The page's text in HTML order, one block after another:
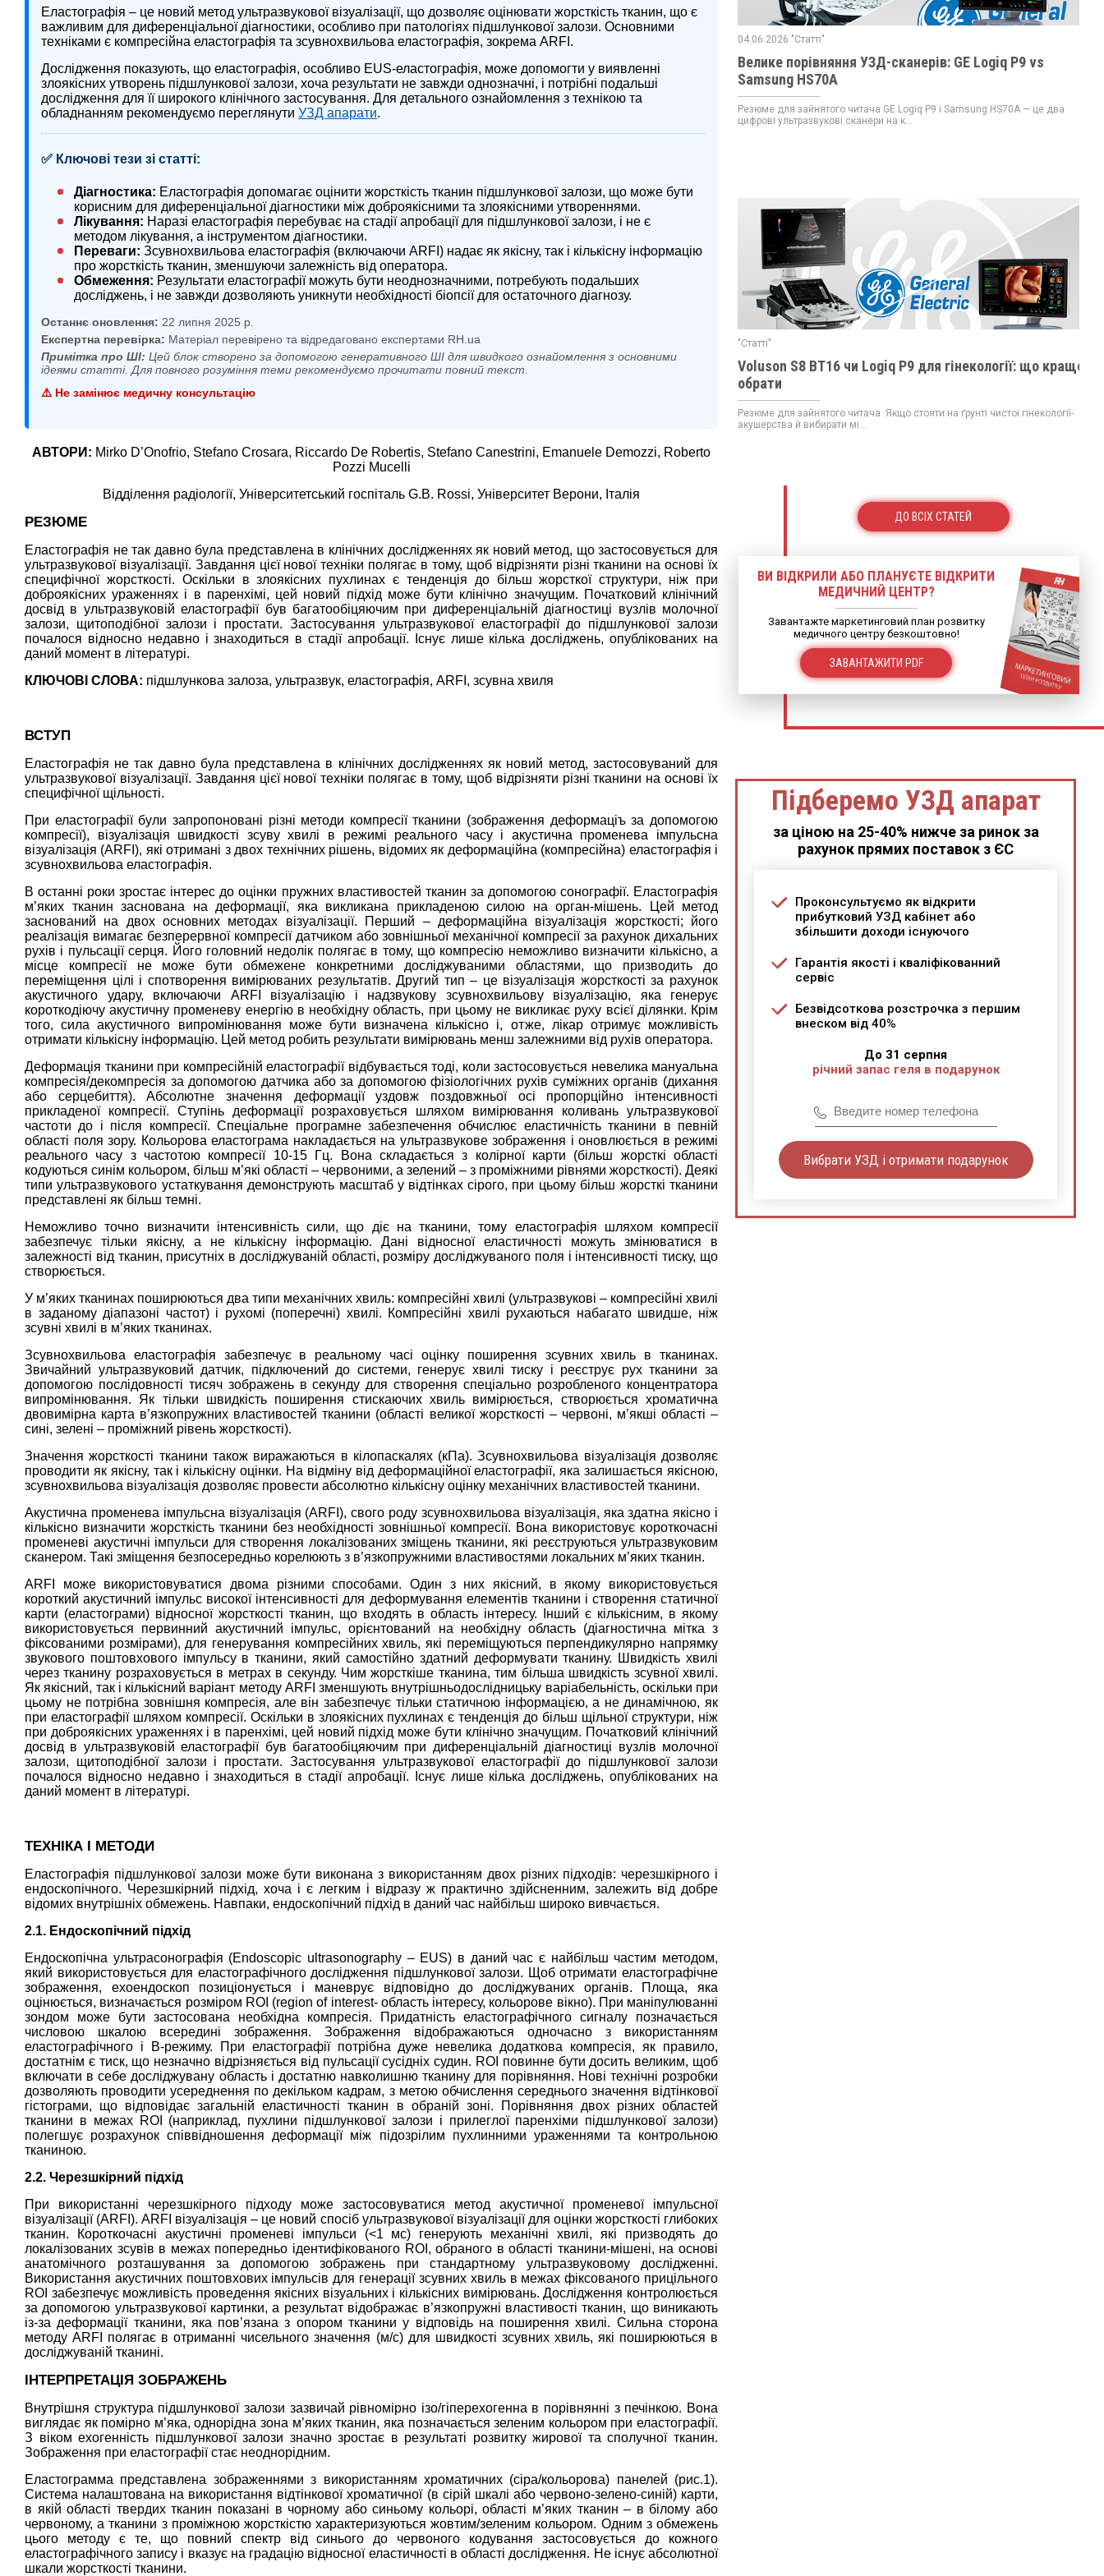
Еластографія – це новий метод ультразвукової візуалізації, що дозволяє оцінювати жорсткість тканин, що є
важливим для диференціальної діагностики, особливо при патологіях підшлункової залози. Основними
техніками є компресійна еластографія та зсувнохвильова еластографія, зокрема ARFI.
Дослідження показують, що еластографія, особливо EUS-еластографія, може допомогти у виявленні
злоякісних утворень підшлункової залози, хоча результати не завжди однозначні, і потрібні подальші
дослідження для її широкого клінічного застосування. Для детального ознайомлення з технікою та
обладнанням рекомендуємо переглянути УЗД апарати.
✅ Ключові тези зі статті:
Діагностика: Еластографія допомагає оцінити жорсткість тканин підшлункової залози, що може бути
корисним для диференціальної діагностики між доброякісними та злоякісними утвореннями.
Лікування: Наразі еластографія перебуває на стадії апробації для підшлункової залози, і не є
методом лікування, а інструментом діагностики.
Переваги: Зсувнохвильова еластографія (включаючи ARFI) надає як якісну, так і кількісну інформацію
про жорсткість тканин, зменшуючи залежність від оператора.
Обмеження: Результати еластографії можуть бути неоднозначними, потребують подальших
досліджень, і не завжди дозволяють уникнути необхідності біопсії для остаточного діагнозу.
Останнє оновлення: 22 липня 2025 р.
Експертна перевірка: Матеріал перевірено та відредаговано експертами RH.ua
Примітка про ШІ: Цей блок створено за допомогою генеративного ШІ для швидкого ознайомлення з основними
ідеями статті. Для повного розуміння теми рекомендуємо прочитати повний текст.
⚠️ Не замінює медичну консультацію
АВТОРИ: Mirko D’Onofrio, Stefano Crosara, Riccardo De Robertis, Stefano Canestrini, Emanuele Demozzi, Roberto
Pozzi Mucelli
Відділення радіології, Університетський госпіталь G.B. Rossi, Університет Верони, Італія
РЕЗЮМЕ
Еластографія не так давно була представлена в клінічних дослідженнях як новий метод, що застосовується для
ультразвукової візуалізації. Завдання цієї нової техніки полягає в тому, щоб відрізняти різні тканини на основі їх
специфічної жорсткості. Оскільки в злоякісних пухлинах є тенденція до більш жорсткої структури, ніж при
доброякісних ураженнях і в паренхімі, цей новий підхід може бути клінічно значущим. Початковий клінічний
досвід в ультразвуковій еластографії був багатообіцяючим при диференціальній діагностиці вузлів молочної
залози, щитоподібної залози і простати. Застосування ультразвукової еластографії до підшлункової залози
почалося відносно недавно і знаходиться в стадії апробації. Існує лише кілька досліджень, опублікованих на
даний момент в літературі.
КЛЮЧОВІ СЛОВА: підшлункова залоза, ультразвук, еластографія, ARFI, зсувна хвиля
ВСТУП
Еластографія не так давно була представлена в клінічних дослідженнях як новий метод, застосовуваний для
ультразвукової візуалізації. Завдання цієї нової техніки полягає в тому, щоб відрізняти різні тканини на основі їх
специфічної щільності.
При еластографії були запропоновані різні методи компресії тканини (зображення деформаціъ за допомогою
компресії), візуалізація швидкості зсуву хвилі в режимі реального часу і акустична променева імпульсна
візуалізація (ARFI), які отримані з двох технічних рішень, відомих як деформаційна (компресійна) еластографія і
зсувнохвильова еластографія.
В останні роки зростає інтерес до оцінки пружних властивостей тканин за допомогою сонографії. Еластографія
м’яких тканин заснована на деформації, яка викликана прикладеною силою на орган-мішень. Цей метод
заснований на двох основних методах візуалізації. Перший – деформаційна візуалізація жорсткості; його
реалізація вимагає безперервної компресії датчиком або зовнішньої механічної компресії за рахунок дихальних
рухів і пульсації серця. Його головний недолік полягає в тому, що компресію неможливо визначити кількісно, а
місце компресії не може бути обмежене конкретними досліджуваними областями, що призводить до
переміщення цілі і спотворення вимірюваних результатів. Другий тип – це візуалізація жорсткості за рахунок
акустичного удару, включаючи ARFI візуалізацію і надзвукову зсувнохвильову візуалізацію, яка генерує
короткодіючу акустичну променеву енергію в необхідну область, при цьому не викликає руху всієї ділянки. Крім
того, сила акустичного випромінювання може бути визначена кількісно і, отже, лікар отримує можливість
отримати кількісну інформацію. Цей метод робить результати вимірювань менш залежними від рухів оператора.
Деформація тканини при компресійній еластографії відбувається тоді, коли застосовується невелика мануальна
компресія/декомпресія за допомогою датчика або за допомогою фізіологічних рухів суміжних органів (дихання
або серцебиття). Абсолютне значення деформації уздовж поздовжньої осі пропорційно інтенсивності
прикладеної компресії. Ступінь деформації розраховується шляхом вимірювання коливань ультразвукової
частоти до і після компресії. Спеціальне програмне забезпечення обчислює еластичність тканини в певній
області поля зору. Кольорова еластограма накладається на ультразвукове зображення і оновлюється в режимі
реального часу з частотою компресії 10-15 Гц. Вона складається з колірної карти (більш жорсткі області
кодуються синім кольором, більш м’які області – червоними, а зелений – з проміжними рівнями жорсткості). Деякі
типи ультразвукового устаткування демонструють масштаб у відтінках сірого, при цьому більш жорсткі тканини
представлені як більш темні.
Неможливо точно визначити інтенсивність сили, що діє на тканини, тому еластографія шляхом компресії
забезпечує тільки якісну, а не кількісну інформацію. Дані відносної еластичності можуть змінюватися в
залежності від тканин, присутніх в досліджуваній області, розміру досліджуваного поля і інтенсивності тиску, що
створюється.
У м’яких тканинах поширюються два типи механічних хвиль: компресійні хвилі (ультразвукові – компресійні хвилі
в заданому діапазоні частот) і рухомі (поперечні) хвилі. Компресійні хвилі рухаються набагато швидше, ніж
зсувні хвилі в м’яких тканинах.
Зсувнохвильова еластографія забезпечує в реальному часі оцінку поширення зсувних хвиль в тканинах.
Звичайний ультразвуковий датчик, підключений до системи, генерує хвилі тиску і реєструє рух тканини за
допомогою послідовності тисяч зображень в секунду для створення спеціально розробленого концентратора
випромінювання. Як тільки швидкість поширення стискаючих хвиль вимірюється, створюється хроматична
двовимірна карта в’язкопружних властивостей тканини (області великої жорсткості – червоні, м’якші області –
сині, зелені – проміжний рівень жорсткості).
Значення жорсткості тканини також виражаються в кілопаскалях (кПа). Зсувнохвильова візуалізація дозволяє
проводити як якісну, так і кількісну оцінки. На відміну від деформаційної еластографії, яка залишається якісною,
зсувнохвильова візуалізація дозволяє провести абсолютно кількісну оцінку механічних властивостей тканини.
Акустична променева імпульсна візуалізація (ARFI), свого роду зсувнохвильова візуалізація, яка здатна якісно і
кількісно визначити жорсткість тканини без необхідності зовнішньої компресії. Вона використовує короткочасні
променеві акустичні імпульси для створення локалізованих зміщень тканини, які реєструються ультразвуковим
сканером. Такі зміщення безпосередньо корелюють з в’язкопружними властивостями локальних м’яких тканин.
ARFI може використовуватися двома різними способами. Один з них якісний, в якому використовується
короткий акустичний імпульс високої інтенсивності для деформування елементів тканини і створення статичної
карти (еластограми) відносної жорсткості тканин, що входять в область інтересу. Інший є кількісним, в якому
використовується первинний акустичний імпульс, орієнтований на необхідну область (діагностична мітка з
фіксованими розмірами), для генерування компресійних хвиль, які переміщуються перпендикулярно напрямку
звукового поштовхового імпульсу в тканини, який самостійно здатний деформувати тканину. Швидкість хвилі
через тканину розраховується в метрах в секунду. Чим жорсткіше тканина, тим більша швидкість зсувної хвилі.
Як якісний, так і кількісний варіант методу ARFI зменшують внутрішньодослідницьку варіабельність, оскільки при
цьому не потрібна зовнішня компресія, але він забезпечує тільки статичною інформацією, а не динамічною, як
при еластографії шляхом компресії. Оскільки в злоякісних пухлинах є тенденція до більш щільної структури, ніж
при доброякісних ураженнях і в паренхімі, цей новий підхід може бути клінічно значущим. Початковий клінічний
досвід в ультразвуковій еластографії був багатообіцяючим при диференціальній діагностиці вузлів молочної
залози, щитоподібної залози і простати. Застосування ультразвукової еластографії до підшлункової залози
почалося відносно недавно і знаходиться в стадії апробації. Існує лише кілька досліджень, опублікованих на
даний момент в літературі.
ТЕХНІКА І МЕТОДИ
Еластографія підшлункової залози може бути виконана з використанням двох різних підходів: черезшкірного і
ендоскопічного. Черезшкірний підхід, хоча і є легким і відразу ж практично здійсненним, залежить від добре
відомих внутрішніх обмежень. Навпаки, ендоскопічний підхід в даний час найбільш широко вивчається.
2.1. Ендоскопічний підхід
Ендоскопічна ультрасонографія (Endoscopic ultrasonography – EUS) в даний час є найбільш частим методом,
який використовується для еластографічного дослідження підшлункової залози. Щоб отримати еластографічне
зображення, ехоендоскоп позиціонується і маневрує відповідно до досліджуваних органів. Площа, яка
оцінюється, визначається розміром ROI (region of interest- область інтересу, кольорове вікно). При маніпулюванні
зондом може бути застосована необхідна компресія. Придатність еластографічного сигналу позначається
числовою шкалою всередині зображення. Зображення відображаються одночасно з використанням
еластографічного і B-режиму. При еластографії потрібна дуже невелика додаткова компресія, як правило,
достатнім є тиск, що незначно відрізняється від пульсації сусідніх судин. ROI повинне бути досить великим, щоб
включати в себе досліджувану область і достатню навколишню тканину для порівняння. Нові технічні розробки
дозволяють проводити усереднення по декільком кадрам, з метою обчислення середнього значення відтінкової
гістограми, що відповідає загальній еластичності тканин в обраній зоні. Порівняння двох різних областей
тканини в межах ROI (наприклад, пухлини підшлункової залози і прилеглої паренхіми підшлункової залози)
полегшує розрахунок співвідношення деформації між підозрілим пухлинними ураженнями та контрольною
тканиною.
2.2. Черезшкірний підхід
При використанні черезшкірного підходу може застосовуватися метод акустичної променевої імпульсної
візуалізації (ARFI). ARFI візуалізація – це новий спосіб ультразвукової візуалізації для оцінки жорсткості глибоких
тканин. Короткочасні акустичні променеві імпульси (<1 мс) генерують механічні хвилі, які призводять до
локалізованих зсувів в межах попередньо ідентифікованого ROI, обраного в області тканини-мішені, на основі
анатомічного розташування за допомогою зображень при стандартному ультразвуковому дослідженні.
Використання акустичних поштовхових імпульсів для генерації зсувних хвиль в межах фіксованого прицільного
ROI забезпечує можливість проведення якісних візуальних і кількісних вимірювань. Дослідження контролюється
за допомогою ультразвукової картинки, а результат відображає в’язкопружні властивості тканин, що виникають
із-за деформації тканини, яка пов’язана з опором тканини у відповідь на поширення хвилі. Сильна сторона
методу ARFI полягає в отриманні чисельного значення (м/с) для швидкості зсувних хвиль, які поширюються в
досліджуваній тканині.
ІНТЕРПРЕТАЦІЯ ЗОБРАЖЕНЬ
Внутрішня структура підшлункової залози зазвичай рівномірно ізо/гіперехогенна в порівнянні з печінкою. Вона
виглядає як помірно м’яка, однорідна зона м’яких тканин, яка позначається зеленим кольором при еластографії.
З віком ехогенність підшлункової залози значно зростає в результаті розвитку жирової та сполучної тканин.
Зображення при еластографії стає неоднорідним.
Еластограмма представлена зображеннями з використанням хроматичних (сіра/кольорова) панелей (рис.1).
Система налаштована на використання відтінкової хроматичної (в сірій шкалі або червоно-зелено-синій) карти,
в якій області твердих тканин показані в чорному або синьому кольорі, області м’яких тканин – в білому або
червоному, а тканини з проміжною жорсткістю характеризуються жовтим/зеленим кольором. Одним з обмежень
цього методу є те, що повний спектр від синього до червоного кодування застосовується до кожного
еластографічного запису і вказує на градацію відносної еластичності в області дослідження. Не існує абсолютної
шкали жорсткості тканини.
04.06.2026 "Статті"
Велике порівняння УЗД-сканерів: GE Logiq P9 vs
Samsung HS70A
Резюме для зайнятого читача GE Logiq P9 і Samsung HS70A — це два
цифрові ультразвукові сканери на к...
"Статті"
Voluson S8 BT16 чи Logiq P9 для гінекології: що краще
обрати
Резюме для зайнятого читача Якщо стояти на ґрунті чистої гінекології-
акушерства й вибирати мі...
ДО ВСІХ СТАТЕЙ
ВИ ВІДКРИЛИ АБО ПЛАНУЄТЕ ВІДКРИТИ
МЕДИЧНИЙ ЦЕНТР?
Завантажте маркетинговий план розвитку
медичного центру безкоштовно!
ЗАВАНТАЖИТИ PDF
Підберемо УЗД апарат
за ціною на 25-40% нижче за ринок за
рахунок прямих поставок з ЄС
Проконсультуємо як відкрити
прибутковий УЗД кабінет або
збільшити доходи існуючого
Гарантія якості і кваліфікованний
сервіс
Безвідсоткова розстрочка з першим
внеском від 40%
До 31 серпня
річний запас геля в подарунок
Вибрати УЗД і отримати подарунок